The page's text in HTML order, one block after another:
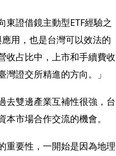
證借鏡主動型ETF經驗之
用，也是台灣可以效法的
收占比中，上市和手續費收
證交所精進的方向。」
去雙邊產業互補性很強，台
市場合作交流的機會。
重要性，一開始是因為地理